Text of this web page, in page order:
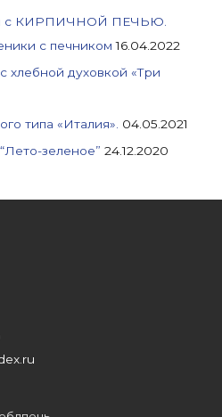
с КИРПИЧНОЙ ПЕЧЬЮ.
с печником 16.04.2022
хлебной духовкой «Три
типа «Италия». 04.05.2021
зеленое” 24.12.2020